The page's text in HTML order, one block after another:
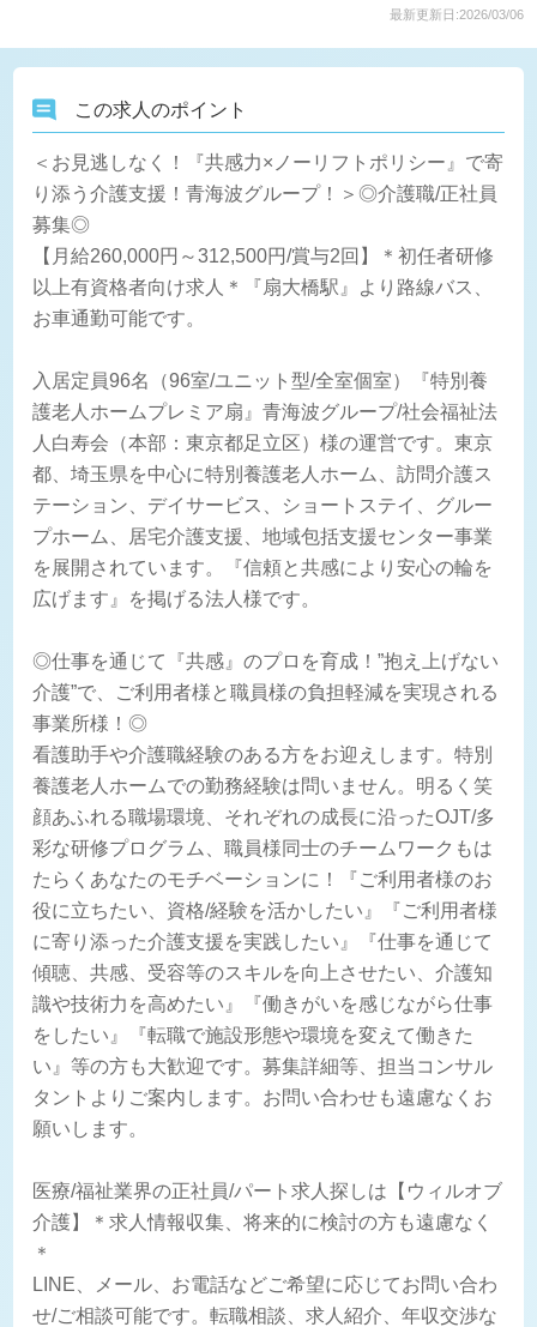
最新更新日:2026/03/06
この求人のポイント
＜お見逃しなく！『共感力×ノーリフトポリシー』で寄
り添う介護支援！青海波グループ！＞◎介護職/正社員
募集◎
【月給260,000円～312,500円/賞与2回】＊初任者研修
以上有資格者向け求人＊『扇大橋駅』より路線バス、
お車通勤可能です。
入居定員96名（96室/ユニット型/全室個室）『特別養
護老人ホームプレミア扇』青海波グループ/社会福祉法
人白寿会（本部：東京都足立区）様の運営です。東京
都、埼玉県を中心に特別養護老人ホーム、訪問介護ス
テーション、デイサービス、ショートステイ、グルー
プホーム、居宅介護支援、地域包括支援センター事業
を展開されています。『信頼と共感により安心の輪を
広げます』を掲げる法人様です。
◎仕事を通じて『共感』のプロを育成！”抱え上げない
介護”で、ご利用者様と職員様の負担軽減を実現される
事業所様！◎
看護助手や介護職経験のある方をお迎えします。特別
養護老人ホームでの勤務経験は問いません。明るく笑
顔あふれる職場環境、それぞれの成長に沿ったOJT/多
彩な研修プログラム、職員様同士のチームワークもは
たらくあなたのモチベーションに！『ご利用者様のお
役に立ちたい、資格/経験を活かしたい』『ご利用者様
に寄り添った介護支援を実践したい』『仕事を通じて
傾聴、共感、受容等のスキルを向上させたい、介護知
識や技術力を高めたい』『働きがいを感じながら仕事
をしたい』『転職で施設形態や環境を変えて働きた
い』等の方も大歓迎です。募集詳細等、担当コンサル
タントよりご案内します。お問い合わせも遠慮なくお
願いします。
医療/福祉業界の正社員/パート求人探しは【ウィルオブ
介護】＊求人情報収集、将来的に検討の方も遠慮なく
＊
LINE、メール、お電話などご希望に応じてお問い合わ
せ/ご相談可能です。転職相談、求人紹介、年収交渉な